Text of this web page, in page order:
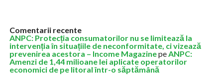
Comentarii recente
ANPC: Protecția consumatorilor nu se limitează la
intervenția în situațiile de neconformitate, ci vizează
prevenirea acestora – Income MagazinepeANPC:
Amenzi de 1,44 milioane lei aplicate operatorilor
economici de pe litoral într-o săptămână